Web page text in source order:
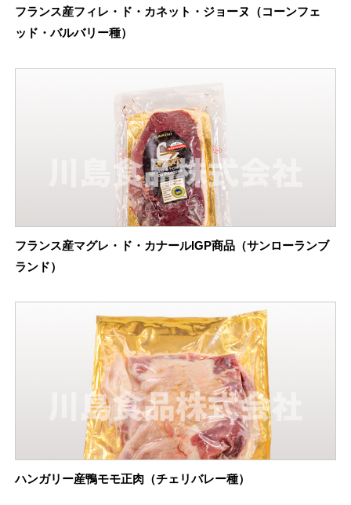
フランス産フィレ・ド・カネット・ジョーヌ（コーンフェ
ッド・バルバリー種）
フランス産マグレ・ド・カナールIGP商品（サンローランブ
ランド）
ハンガリー産鴨モモ正肉（チェリバレー種）